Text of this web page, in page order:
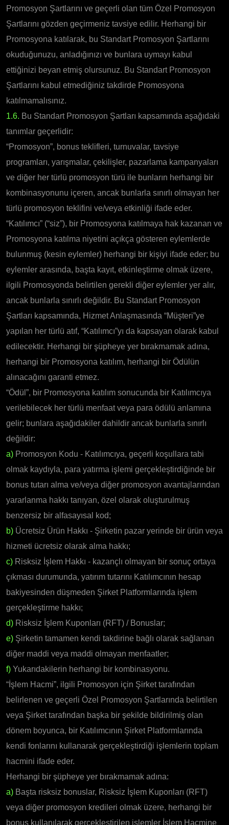
Promosyon Şartlarını ve geçerli olan tüm Özel Promosyon
Şartlarını gözden geçirmeniz tavsiye edilir. Herhangi bir
Promosyona katılarak, bu Standart Promosyon Şartlarını
okuduğunuzu, anladığınızı ve bunlara uymayı kabul
ettiğinizi beyan etmiş olursunuz. Bu Standart Promosyon
Şartlarını kabul etmediğiniz takdirde Promosyona
katılmamalısınız.
1.6. Bu Standart Promosyon Şartları kapsamında aşağıdaki
tanımlar geçerlidir:
“Promosyon”, bonus teklifleri, turnuvalar, tavsiye
programları, yarışmalar, çekilişler, pazarlama kampanyaları
ve diğer her türlü promosyon türü ile bunların herhangi bir
kombinasyonunu içeren, ancak bunlarla sınırlı olmayan her
türlü promosyon teklifini ve/veya etkinliği ifade eder.
“Katılımcı” (“siz”), bir Promosyona katılmaya hak kazanan ve
Promosyona katılma niyetini açıkça gösteren eylemlerde
bulunmuş (kesin eylemler) herhangi bir kişiyi ifade eder; bu
eylemler arasında, başta kayıt, etkinleştirme olmak üzere,
ilgili Promosyonda belirtilen gerekli diğer eylemler yer alır,
ancak bunlarla sınırlı değildir. Bu Standart Promosyon
Şartları kapsamında, Hizmet Anlaşmasında “Müşteri”ye
yapılan her türlü atıf, “Katılımcı”yı da kapsayan olarak kabul
edilecektir. Herhangi bir şüpheye yer bırakmamak adına,
herhangi bir Promosyona katılım, herhangi bir Ödülün
alınacağını garanti etmez.
“Ödül”, bir Promosyona katılım sonucunda bir Katılımcıya
verilebilecek her türlü menfaat veya para ödülü anlamına
gelir; bunlara aşağıdakiler dahildir ancak bunlarla sınırlı
değildir:
a) Promosyon Kodu - Katılımcıya, geçerli koşullara tabi
olmak kaydıyla, para yatırma işlemi gerçekleştirdiğinde bir
bonus tutarı alma ve/veya diğer promosyon avantajlarından
yararlanma hakkı tanıyan, özel olarak oluşturulmuş
benzersiz bir alfasayısal kod;
b) Ücretsiz Ürün Hakkı - Şirketin pazar yerinde bir ürün veya
hizmeti ücretsiz olarak alma hakkı;
c) Risksiz İşlem Hakkı - kazançlı olmayan bir sonuç ortaya
çıkması durumunda, yatırım tutarını Katılımcının hesap
bakiyesinden düşmeden Şirket Platformlarında işlem
gerçekleştirme hakkı;
d) Risksiz İşlem Kuponları (RFT) / Bonuslar;
e) Şirketin tamamen kendi takdirine bağlı olarak sağlanan
diğer maddi veya maddi olmayan menfaatler;
f) Yukarıdakilerin herhangi bir kombinasyonu.
“İşlem Hacmi”, ilgili Promosyon için Şirket tarafından
belirlenen ve geçerli Özel Promosyon Şartlarında belirtilen
veya Şirket tarafından başka bir şekilde bildirilmiş olan
dönem boyunca, bir Katılımcının Şirket Platformlarında
kendi fonlarını kullanarak gerçekleştirdiği işlemlerin toplam
hacmini ifade eder.
Herhangi bir şüpheye yer bırakmamak adına:
a) Başta risksiz bonuslar, Risksiz İşlem Kuponları (RFT)
veya diğer promosyon kredileri olmak üzere, herhangi bir
bonus kullanılarak gerçekleştirilen işlemler İşlem Hacmine